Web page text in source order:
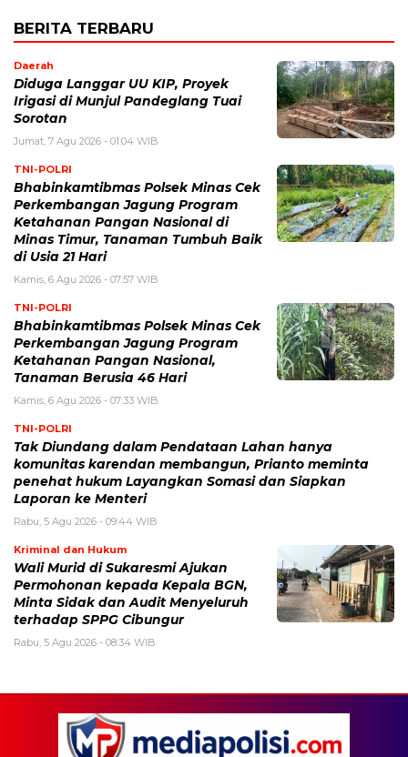
BERITA TERBARU
Daerah
Diduga Langgar UU KIP, Proyek
Irigasi di Munjul Pandeglang Tuai
Sorotan
Jumat, 7 Agu 2026 - 01:04 WIB
TNI-POLRI
Bhabinkamtibmas Polsek Minas Cek
Perkembangan Jagung Program
Ketahanan Pangan Nasional di
Minas Timur, Tanaman Tumbuh Baik
di Usia 21 Hari
Kamis, 6 Agu 2026 - 07:57 WIB
TNI-POLRI
Bhabinkamtibmas Polsek Minas Cek
Perkembangan Jagung Program
Ketahanan Pangan Nasional,
Tanaman Berusia 46 Hari
Kamis, 6 Agu 2026 - 07:33 WIB
TNI-POLRI
Tak Diundang dalam Pendataan Lahan hanya
komunitas karendan membangun, Prianto meminta
penehat hukum Layangkan Somasi dan Siapkan
Laporan ke Menteri
Rabu, 5 Agu 2026 - 09:44 WIB
Kriminal dan Hukum
Wali Murid di Sukaresmi Ajukan
Permohonan kepada Kepala BGN,
Minta Sidak dan Audit Menyeluruh
terhadap SPPG Cibungur
Rabu, 5 Agu 2026 - 08:34 WIB